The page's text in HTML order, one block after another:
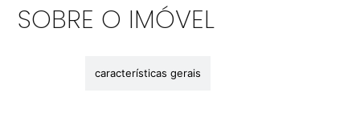
SOBRE O IMÓVEL
características gerais